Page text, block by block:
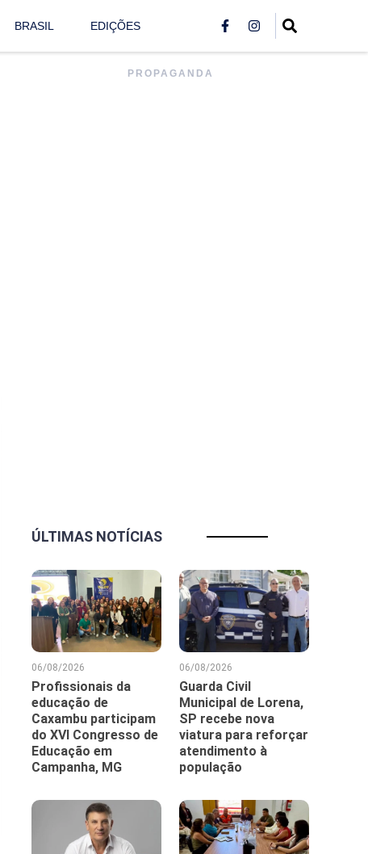
BRASIL EDIÇÕES
PROPAGANDA
ÚLTIMAS NOTÍCIAS
06/08/2026
Profissionais da
educação de
Caxambu participam
do XVI Congresso de
Educação em
Campanha, MG
06/08/2026
Guarda Civil
Municipal de Lorena,
SP recebe nova
viatura para reforçar
atendimento à
população